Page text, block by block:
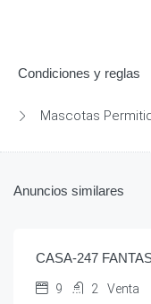
Condiciones y reglas
Mascotas
Anuncios similares
425,000.00
CASA-247
9 2 Venta